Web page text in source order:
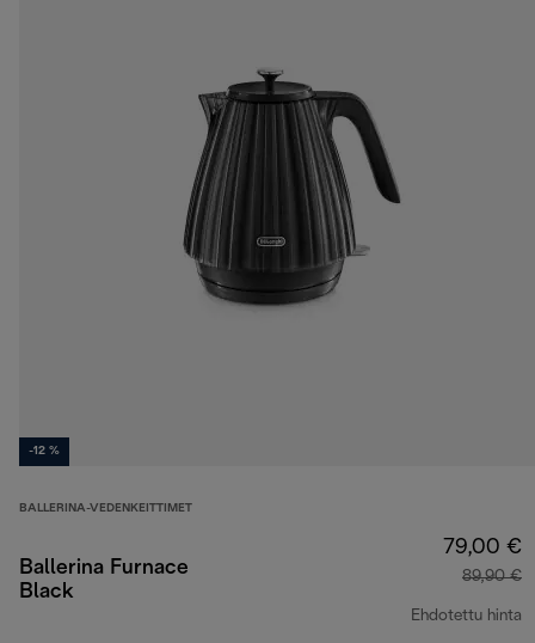
-12 %
BALLERINA-VEDENKEITTIMET
Ballerina Furnace
Black
79,00 €
89,90 €
Ehdotettu hinta